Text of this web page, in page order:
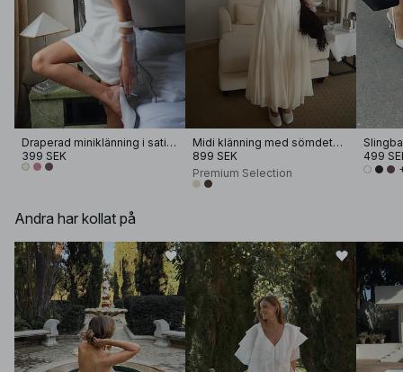
Draperad miniklänning i satin med halterneck
399 SEK
Midi klänning med sömdetaljer
899 SEK
Premium Selection
499
Andra har kollat på